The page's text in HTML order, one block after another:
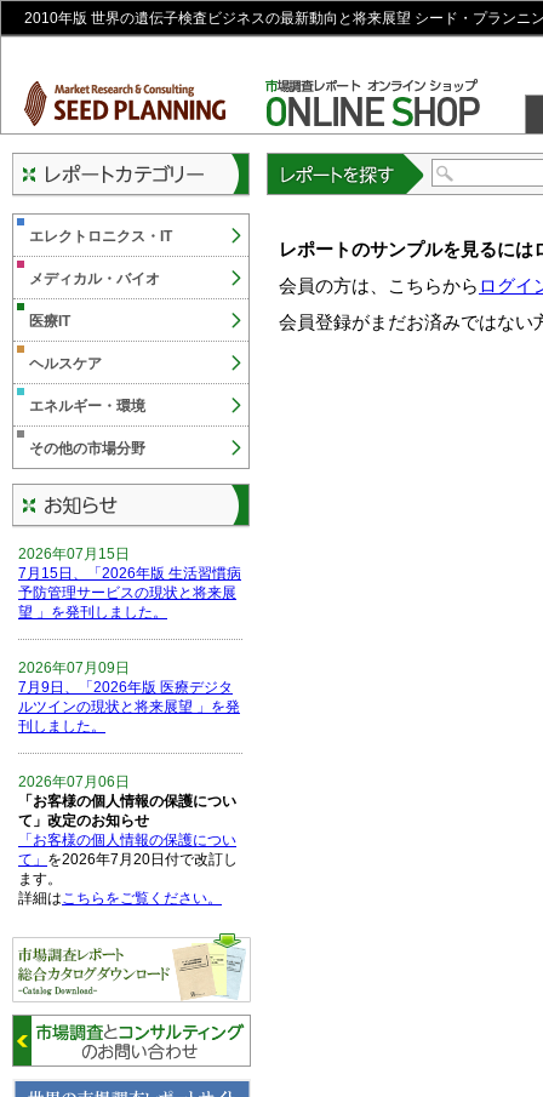
2010年版 世界の遺伝子検査ビジネスの最新動向と将来展望 シード・プランニ
レポートのサンプルを見るには
会員の方は、こちらから ログイ
会員登録がまだお済みではない
エレクトロニクス・IT
メディカル・バイオ
医療IT
ヘルスケア
エネルギー・環境
その他の市場分野
2026年07月15日
7月15日、「2026年版 生活習慣病
予防管理サービスの現状と将来展
望 」を発刊しました。
2026年07月09日
7月9日、「2026年版 医療デジタ
ルツインの現状と将来展望 」を発
刊しました。
2026年07月06日
「お客様の個人情報の保護につい
て」改定のお知らせ
「お客様の個人情報の保護につい
て」 を2026年7月20日付で改訂し
ます。
詳細はこちらをご覧ください。
2026年06月15日
6月15日、「中国の医療保険医薬
品リスト 」を発刊しました。
2026年06月01日
6月1日、「2026-27年版 5G SA、
6GにおけるIoT／サービス市場の